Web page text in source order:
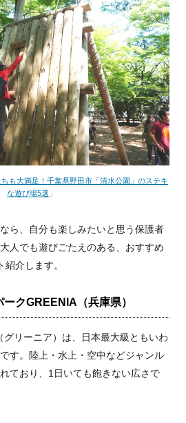
も大満足！千葉県野田市「清水公園」のステキ
な遊び場5選 」
ら、自分も楽しみたいと思う保護者
人でも遊びごたえのある、おすすめ
介します。
クGREENIA（兵庫県）
リーニア）は、日本最大級ともいわ
す。陸上・水上・空中などジャンル
ており、1日いても飽きない広さで